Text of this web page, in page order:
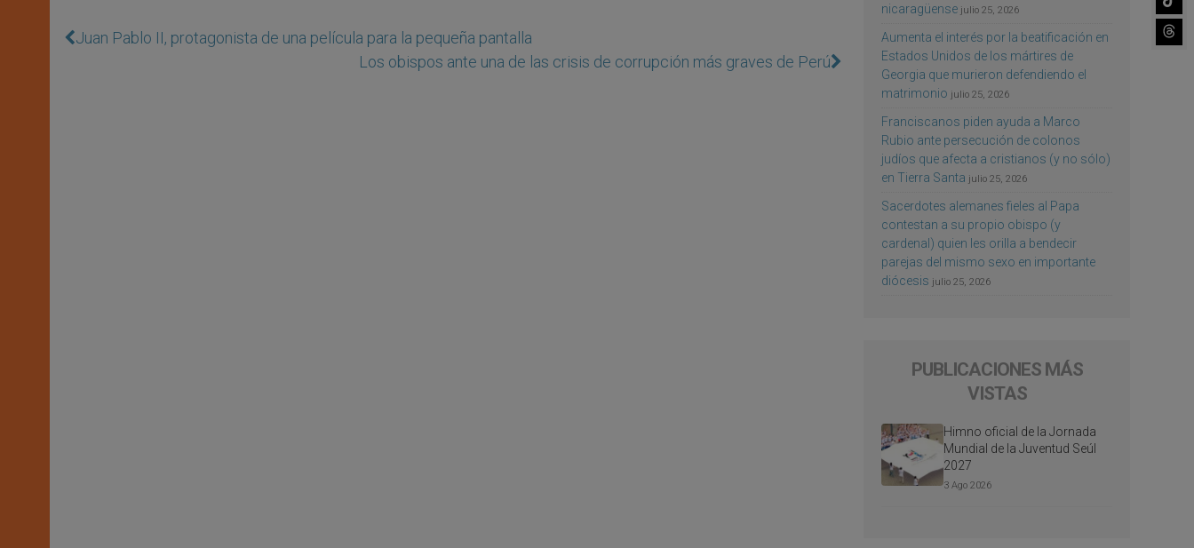
Juan Pablo II, protagonista de una película para la pequeña pantalla
Los obispos ante una de las crisis de corrupción más graves de Perú
nicaragüense julio 25, 2026
Aumenta el interés por la beatificación en
Estados Unidos de los mártires de
Georgia que murieron defendiendo el
matrimonio julio 25, 2026
Franciscanos piden ayuda a Marco
Rubio ante persecución de colonos
judíos que afecta a cristianos (y no sólo)
en Tierra Santa julio 25, 2026
Sacerdotes alemanes fieles al Papa
contestan a su propio obispo (y
cardenal) quien les orilla a bendecir
parejas del mismo sexo en importante
diócesis julio 25, 2026
PUBLICACIONES MÁS
VISTAS
Himno oficial de la Jornada
Mundial de la Juventud Seúl
2027
3 Ago 2026